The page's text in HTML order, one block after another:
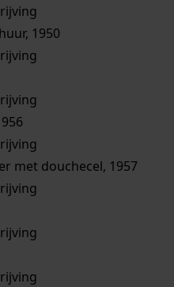
1950
met douchecel, 1957